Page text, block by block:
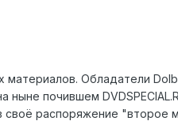
Обладатели
почившем
распоряжение "второе